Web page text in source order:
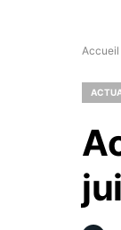
Accueil